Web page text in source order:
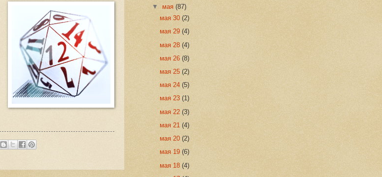
▼мая(87)
мая 30 (2)
мая 29 (4)
мая 28 (4)
мая 26 (8)
мая 25 (2)
мая 24 (5)
мая 23 (1)
мая 22 (3)
мая 21 (4)
мая 20 (2)
мая 19 (6)
мая 18 (4)